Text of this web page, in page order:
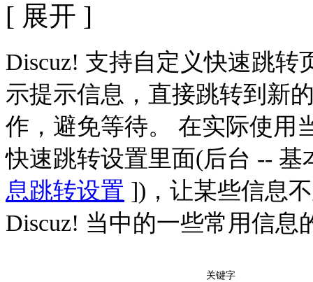
[ 展开 ]
Discuz! 支持自定义快速跳
示提示信息，直接跳转到新
作，避免等待。 在实际使用
快速跳转设置里面(后台 --
息跳转设置 ])，让某些信息
Discuz! 当中的一些常用信息
关键字